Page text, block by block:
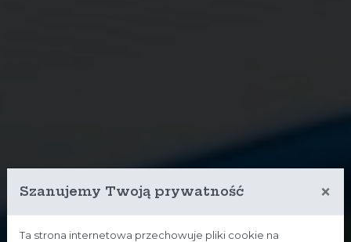
Szanujemy Twoją prywatność ×
Ta strona internetowa przechowuje pliki cookie na